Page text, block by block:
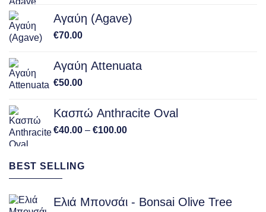
Αγαύη (Agave)
€70.00
Αγαύη Attenuata
€50.00
Κασπώ Anthracite Oval
€40.00 – €100.00Price
BEST SELLING
Ελιά Μπονσάι - Bonsai Olive Tree